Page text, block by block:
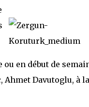
en début de
Davutoglu, à la